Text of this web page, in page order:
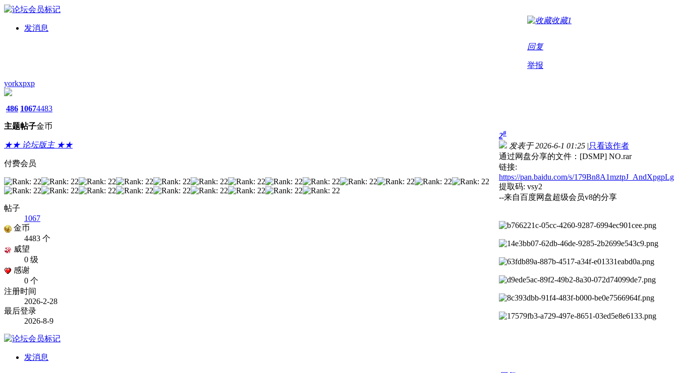
发消息
收藏1
回复
举报
yorkxpxp
486
主题
1067
帖子
4483
金币
★★ 论坛版主 ★★
付费会员
帖子
1067
金币
4483 个
威望
0 级
感谢
0 个
注册时间
2026-2-28
最后登录
2026-8-9
发消息
2#
发表于 2026-6-1 01:25 |只看该作者
通过网盘分享的文件：[DSMP] NO.rar
链接:
https://pan.baidu.com/s/179Bn8A1mztpJ_AndXpgpLg
提取码: vsy2
--来自百度网盘超级会员v8的分享